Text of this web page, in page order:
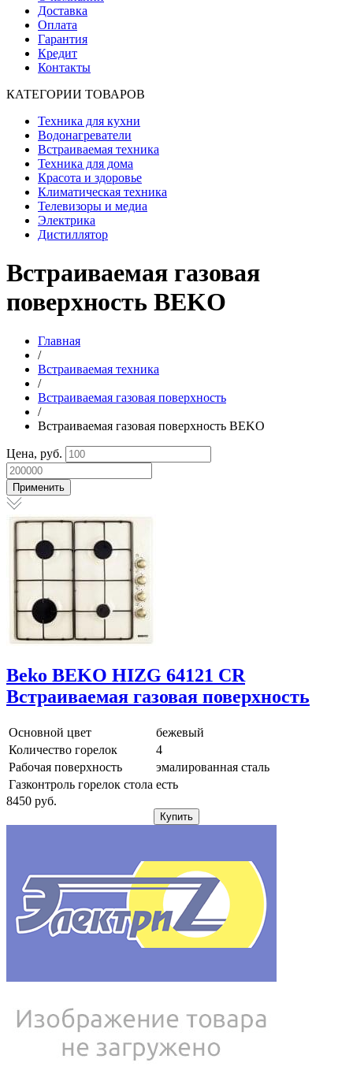
Доставка
Оплата
Гарантия
Кредит
Контакты
КАТЕГОРИИ ТОВАРОВ
Техника для кухни
Водонагреватели
Встраиваемая техника
Техника для дома
Красота и здоровье
Климатическая техника
Телевизоры и медиа
Электрика
Дистиллятор
Встраиваемая газовая
поверхность BEKO
Главная
/
Встраиваемая техника
/
Встраиваемая газовая поверхность
/
Встраиваемая газовая поверхность BEKO
Цена, руб.
Beko BEKO HIZG 64121 CR
Встраиваемая газовая поверхность
Основной цвет
бежевый
Количество горелок
4
Рабочая поверхность
эмалированная сталь
Газконтроль горелок стола есть
8450 pуб.
Купить